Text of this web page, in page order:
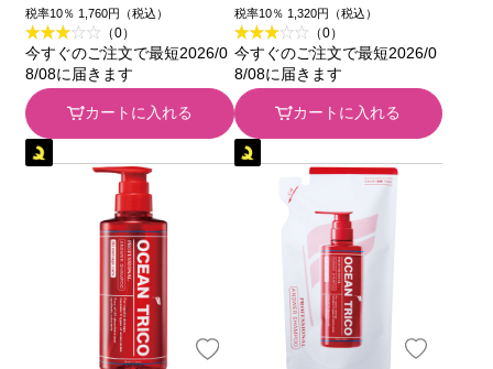
税率10％ 1,760円（税込）
（0）
今すぐのご注文で最短2026/0
8/08に届きます
カートに入れる
税率10％ 1,320円（税込）
（0）
今すぐのご注文で最短2026/0
8/08に届きます
カートに入れる